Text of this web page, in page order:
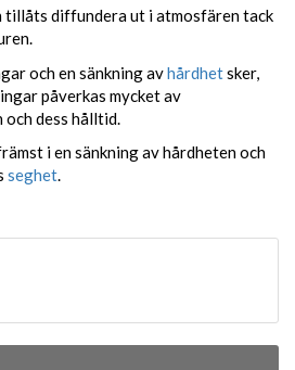
diffundera ut i atmosfären tack
och en sänkning avhårdhetsker,
påverkas mycket av
dess hålltid.
i en sänkning av hårdheten och
seghet.